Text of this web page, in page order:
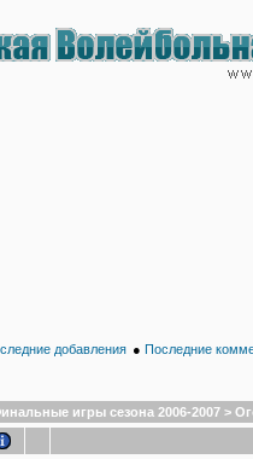
добавления ● Последние
игры сезона 2006-2007 >